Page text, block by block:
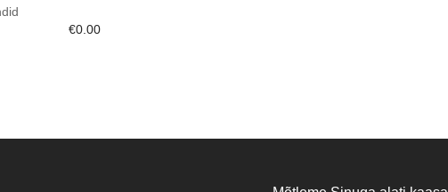
€0.00